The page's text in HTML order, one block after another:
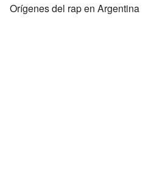
Orígenes del rap en Argentina